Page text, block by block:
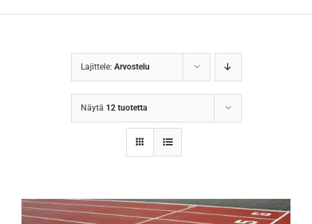
Lajittele: Arvostelu
Näytä 12 tuotetta